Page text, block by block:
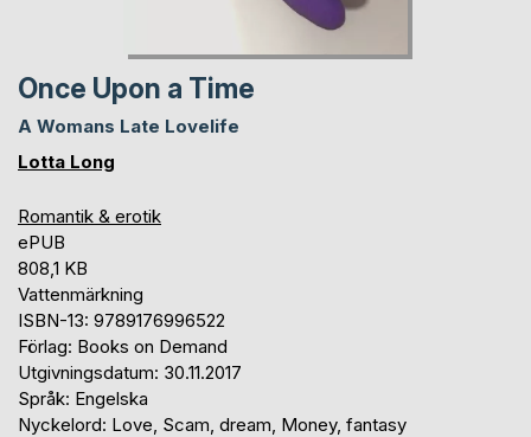
Once Upon a Time
A Womans Late Lovelife
Lotta Long
Romantik & erotik
ePUB
808,1 KB
Vattenmärkning
ISBN-13: 9789176996522
Förlag: Books on Demand
Utgivningsdatum: 30.11.2017
Språk: Engelska
Nyckelord: Love, Scam, dream, Money, fantasy